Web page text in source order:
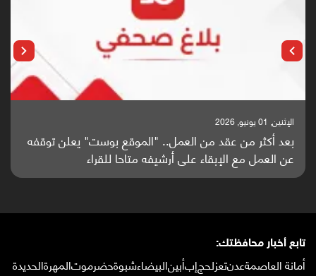
الإثنين, 25 مايو, 2026
باحثون من اليمن يدخلون سباق أبحاث ألزهايمر بدراسة
واعدة منشورة عالميا (ترجمة)
تابع أخبار محافظتك:
أمانة العاصمةعدنتعزلحجإبأبينالبيضاءشبوةحضرموتالمهرةالحديدة